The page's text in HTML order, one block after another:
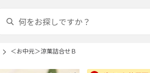
＜お中元＞涼菓詰合せＢ